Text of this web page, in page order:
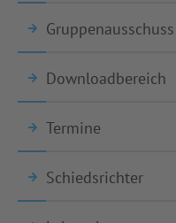
Gruppenausschuss
Downloadbereich
Termine
Schiedsrichter